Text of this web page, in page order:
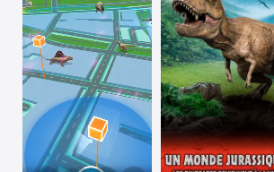
Watch
TV